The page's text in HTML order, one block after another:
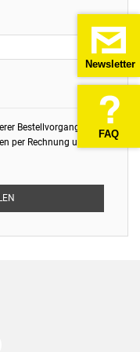
Newsletter
FAQ
Bestellvorgang,
per Rechnung und